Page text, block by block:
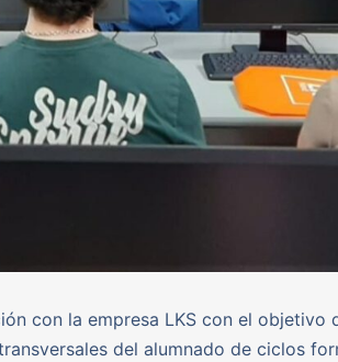
con la empresa LKS con el objetivo
del alumnado de ciclos